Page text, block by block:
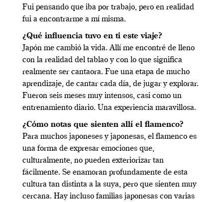
Fui pensando que iba por trabajo, pero en realidad
fui a encontrarme a mí misma.
¿Qué influencia tuvo en ti este viaje?
Japón me cambió la vida. Allí me encontré de lleno
con la realidad del tablao y con lo que significa
realmente ser cantaora. Fue una etapa de mucho
aprendizaje, de cantar cada día, de jugar y explorar.
Fueron seis meses muy intensos, casi como un
entrenamiento diario. Una experiencia maravillosa.
¿Cómo notas que sienten allí el flamenco?
Para muchos japoneses y japonesas, el flamenco es
una forma de expresar emociones que,
culturalmente, no pueden exteriorizar tan
fácilmente. Se enamoran profundamente de esta
cultura tan distinta a la suya, pero que sienten muy
cercana. Hay incluso familias japonesas con varias